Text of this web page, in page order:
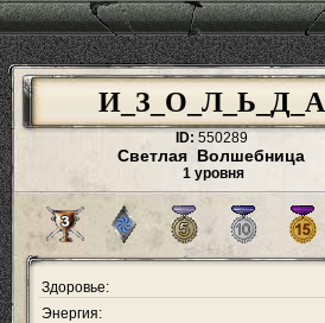
И_З_О_Л_Ь_Д_А
ID: 550289
Светлая Волшебница
1 уровня
Здоровье:
Энергия: